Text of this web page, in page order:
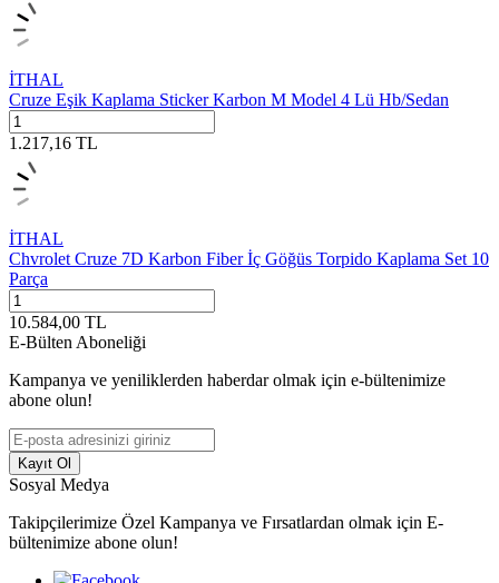
İTHAL
Cruze Eşik Kaplama Sticker Karbon M Model 4 Lü Hb/Sedan
1.217,16 TL
İTHAL
Chvrolet Cruze 7D Karbon Fiber İç Göğüs Torpido Kaplama Set 10
Parça
10.584,00 TL
E-Bülten Aboneliği
Kampanya ve yeniliklerden haberdar olmak için e-bültenimize
abone olun!
Kayıt Ol
Sosyal Medya
Takipçilerimize Özel Kampanya ve Fırsatlardan olmak için E-
bültenimize abone olun!